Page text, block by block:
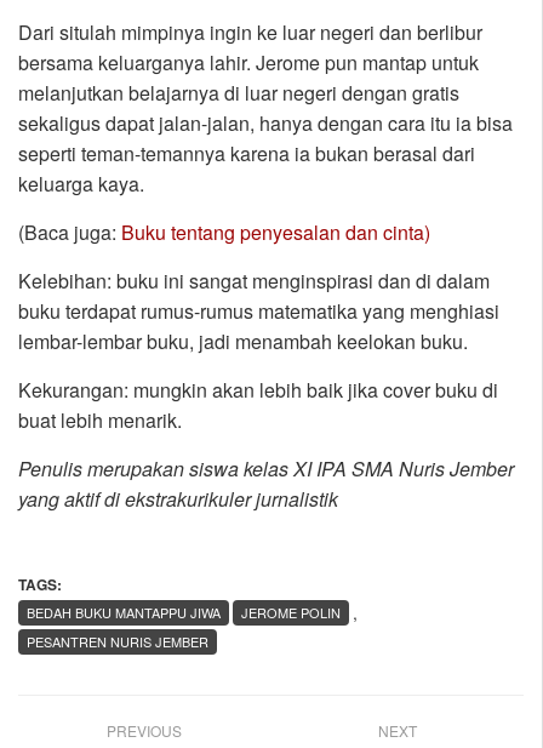
Dari situlah mimpinya ingin ke luar negeri dan berlibur
bersama keluarganya lahir. Jerome pun mantap untuk
melanjutkan belajarnya di luar negeri dengan gratis
sekaligus dapat jalan-jalan, hanya dengan cara itu ia bisa
seperti teman-temannya karena ia bukan berasal dari
keluarga kaya.
(Baca juga: Buku tentang penyesalan dan cinta)
Kelebihan: buku ini sangat menginspirasi dan di dalam
buku terdapat rumus-rumus matematika yang menghiasi
lembar-lembar buku, jadi menambah keelokan buku.
Kekurangan: mungkin akan lebih baik jika cover buku di
buat lebih menarik.
Penulis merupakan siswa kelas XI IPA SMA Nuris Jember
yang aktif di ekstrakurikuler jurnalistik
TAGS:
,
BEDAH BUKU MANTAPPU JIWA
JEROME POLIN
PESANTREN NURIS JEMBER
PREVIOUS NEXT